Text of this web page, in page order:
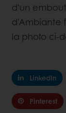
d'un
d'Ambiante
la photo ci-
LinkedIn
Pinterest